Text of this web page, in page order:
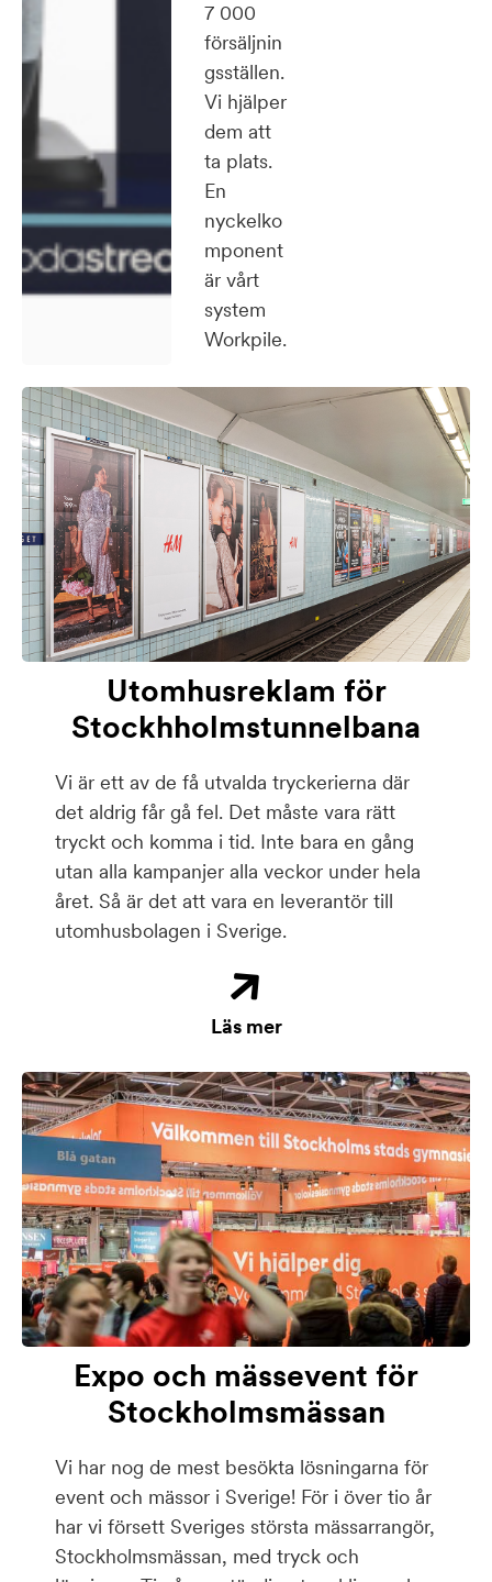
7 000
försäljnin
gsställen.
Vi hjälper
dem att
ta plats.
En
nyckelko
mponent
är vårt
system
Workpile.
Utomhusreklam för
Stockhholmstunnelbana
Vi är ett av de få utvalda tryckerierna där
det aldrig får gå fel. Det måste vara rätt
tryckt och komma i tid. Inte bara en gång
utan alla kampanjer alla veckor under hela
året. Så är det att vara en leverantör till
utomhusbolagen i Sverige.
Läs mer
Expo och mässevent för
Stockholmsmässan
Vi har nog de mest besökta lösningarna för
event och mässor i Sverige! För i över tio år
har vi försett Sveriges största mässarrangör,
Stockholmsmässan, med tryck och